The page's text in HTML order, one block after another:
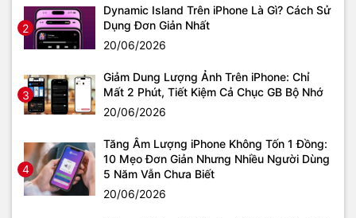
2
Dynamic Island Trên iPhone Là Gì? Cách Sử
Dụng Đơn Giản Nhất
20/06/2026
3
Giảm Dung Lượng Ảnh Trên iPhone: Chỉ
Mất 2 Phút, Tiết Kiệm Cả Chục GB Bộ Nhớ
20/06/2026
4
Tăng Âm Lượng iPhone Không Tốn 1 Đồng:
10 Mẹo Đơn Giản Nhưng Nhiều Người Dùng
5 Năm Vẫn Chưa Biết
20/06/2026